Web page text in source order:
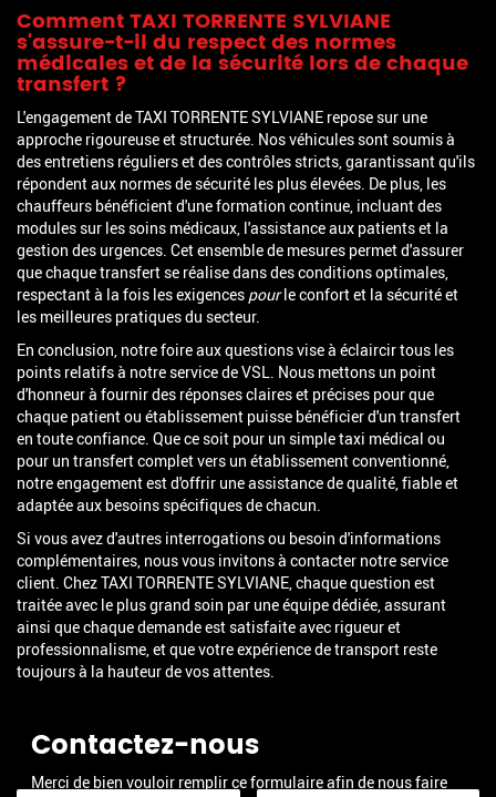
Comment TAXI TORRENTE SYLVIANE
s'assure-t-il du respect des normes
médicales et de la sécurité lors de chaque
transfert ?
L'engagement de TAXI TORRENTE SYLVIANE repose sur une
approche rigoureuse et structurée. Nos véhicules sont soumis à
des entretiens réguliers et des contrôles stricts, garantissant qu'ils
répondent aux normes de sécurité les plus élevées. De plus, les
chauffeurs bénéficient d'une formation continue, incluant des
modules sur les soins médicaux, l'assistance aux patients et la
gestion des urgences. Cet ensemble de mesures permet d'assurer
que chaque transfert se réalise dans des conditions optimales,
respectant à la fois les exigences pourle confort et la sécurité et
les meilleures pratiques du secteur.
En conclusion, notre foire aux questions vise à éclaircir tous les
points relatifs à notre service de VSL. Nous mettons un point
d'honneur à fournir des réponses claires et précises pour que
chaque patient ou établissement puisse bénéficier d'un transfert
en toute confiance. Que ce soit pour un simple taxi médical ou
pour un transfert complet vers un établissement conventionné,
notre engagement est d'offrir une assistance de qualité, fiable et
adaptée aux besoins spécifiques de chacun.
Si vous avez d'autres interrogations ou besoin d'informations
complémentaires, nous vous invitons à contacter notre service
client. Chez TAXI TORRENTE SYLVIANE, chaque question est
traitée avec le plus grand soin par une équipe dédiée, assurant
ainsi que chaque demande est satisfaite avec rigueur et
professionnalisme, et que votre expérience de transport reste
toujours à la hauteur de vos attentes.
Contactez-nous
Merci de bien vouloir remplir ce formulaire afin de nous faire